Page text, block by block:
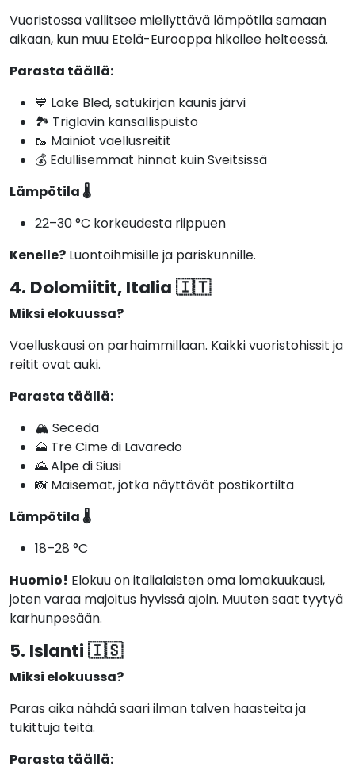
Vuoristossa vallitsee miellyttävä lämpötila samaan
aikaan, kun muu Etelä-Eurooppa hikoilee helteessä.
Parasta täällä:
💙 Lake Bled, satukirjan kaunis järvi
🏞️ Triglavin kansallispuisto
🥾 Mainiot vaellusreitit
💰 Edullisemmat hinnat kuin Sveitsissä
Lämpötila 🌡️
22–30 °C korkeudesta riippuen
Kenelle? Luontoihmisille ja pariskunnille.
4. Dolomiitit, Italia 🇮🇹
Miksi elokuussa?
Vaelluskausi on parhaimmillaan. Kaikki vuoristohissit ja
reitit ovat auki.
Parasta täällä:
🏔️ Seceda
🗻 Tre Cime di Lavaredo
🌄 Alpe di Siusi
📸 Maisemat, jotka näyttävät postikortilta
Lämpötila 🌡️
18–28 °C
Huomio! Elokuu on italialaisten oma lomakuukausi,
joten varaa majoitus hyvissä ajoin. Muuten saat tyytyä
karhunpesään.
5. Islanti 🇮🇸
Miksi elokuussa?
Paras aika nähdä saari ilman talven haasteita ja
tukittuja teitä.
Parasta täällä: